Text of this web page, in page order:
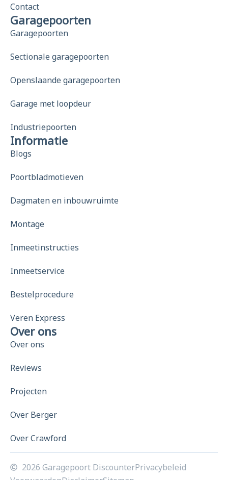
Contact
Garagepoorten
Garagepoorten
Sectionale garagepoorten
Openslaande garagepoorten
Garage met loopdeur
Industriepoorten
Informatie
Blogs
Poortbladmotieven
Dagmaten en inbouwruimte
Montage
Inmeetinstructies
Inmeetservice
Bestelprocedure
Veren Express
Over ons
Over ons
Reviews
Projecten
Over Berger
Over Crawford
2026 Garagepoort DiscounterPrivacybeleid